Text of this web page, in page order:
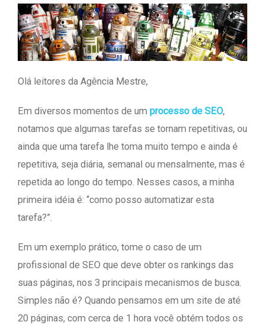
Olá leitores da Agência Mestre,
Em diversos momentos de um processo de SEO,
notamos que algumas tarefas se tornam repetitivas, ou
ainda que uma tarefa lhe toma muito tempo e ainda é
repetitiva, seja diária, semanal ou mensalmente, mas é
repetida ao longo do tempo. Nesses casos, a minha
primeira idéia é: “como posso automatizar esta
tarefa?”.
Em um exemplo prático, tome o caso de um
profissional de SEO que deve obter os rankings das
suas páginas, nos 3 principais mecanismos de busca.
Simples não é? Quando pensamos em um site de até
20 páginas, com cerca de 1 hora você obtém todos os